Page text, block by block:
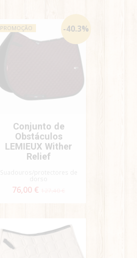
-40.3%
PROMOÇÃO
Conjunto de
Obstáculos
LEMIEUX Wither
Relief
76,00 €